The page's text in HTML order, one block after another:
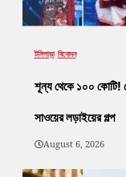
টলিপাড়া বিনোদন
শূন্য থেকে ১০০ কোটি!
সাওয়ের লড়াইয়ের গল্প
August 6, 2026